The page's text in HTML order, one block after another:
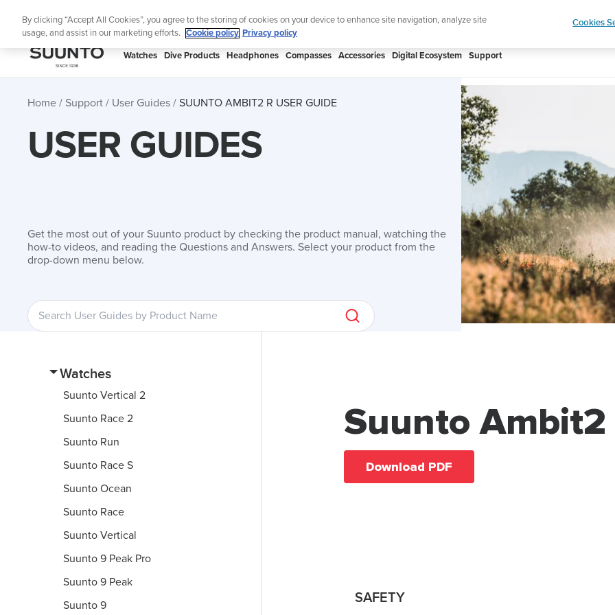
Sign up for the newsletter and get 5% off | Free
SUUNTO
Watches Dive Products Headphones Compasses Accessories Digital Ecosystem Support
Home Support User Guides SUUNTO AMBIT2 R USER GUIDE
USER GUIDES
Get the most out of your Suunto product by checking the product manual, watching the
how-to videos, and reading the Questions and Answers. Select your product from the
drop-down menu below.
Watches
Suunto Vertical 2
Suunto Race 2
Suunto Run
Suunto Race S
Suunto Ocean
Suunto Race
Suunto Vertical
Suunto 9 Peak Pro
Suunto 9 Peak
Suunto 9
Suunto Ambit2
Download PDF
SAFETY
By clicking “Accept All Cookies”, you agree to the storing of cookies on your device to enhance site navigation, analyze site
usage, and assist in our marketing efforts.
Cookie policy Privacy policy
Cookies